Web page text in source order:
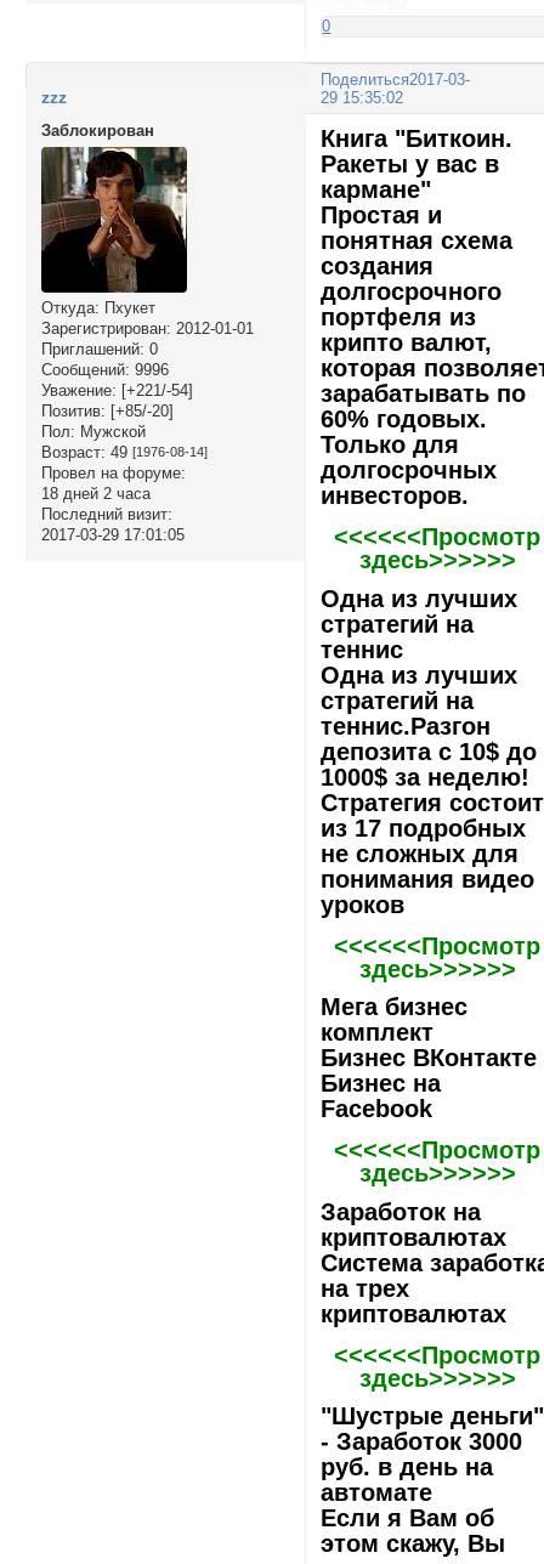
0
Поделиться2017-03-
29 15:35:02
zzz
Заблокирован
Откуда: Пхукет
Зарегистрирован: 2012-01-01
Приглашений: 0
Сообщений: 9996
Уважение: [+221/-54]
Позитив: [+85/-20]
Пол: Мужской
Возраст: 49 [1976-08-14]
Провел на форуме:
18 дней 2 часа
Последний визит:
2017-03-29 17:01:05
Книга "Биткоин.
Ракеты у вас в
кармане"
Простая и
понятная схема
создания
долгосрочного
портфеля из
крипто валют,
которая
зарабатывать по
60% годовых.
Только для
долгосрочных
инвесторов.
<<<<<<Просмотр
здесь>>>>>>
Одна из лучших
стратегий на
теннис
Одна из лучших
стратегий на
теннис.Разгон
депозита с 10$ до
1000$ за неделю!
Стратегия состоит
из 17 подробных
не сложных для
понимания видео
уроков
<<<<<<Просмотр
здесь>>>>>>
Мега бизнес
комплект
Бизнес ВКонтакте
Бизнес на
Facebook
<<<<<<Просмотр
здесь>>>>>>
Заработок на
криптовалютах
Система
на трех
криптовалютах
<<<<<<Просмотр
здесь>>>>>>
"Шустрые деньги"
- Заработок 3000
руб. в день на
автомате
Если я Вам об
этом скажу, Вы